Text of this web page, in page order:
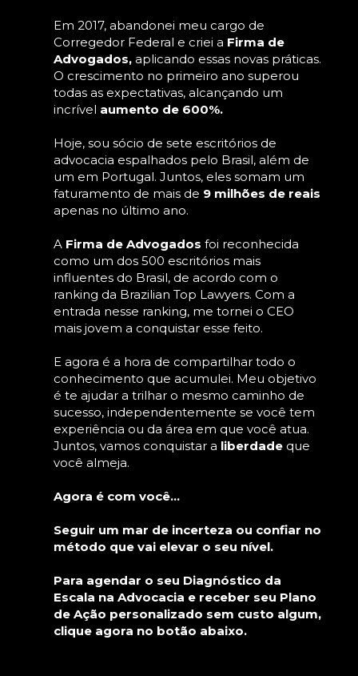
Em 2017, abandonei meu cargo de
Corregedor Federal e criei a Firma de
Advogados, aplicando essas novas práticas.
O crescimento no primeiro ano superou
todas as expectativas, alcançando um
incrível aumento de 600%.
Hoje, sou sócio de sete escritórios de
advocacia espalhados pelo Brasil, além de
um em Portugal. Juntos, eles somam um
faturamento de mais de 9 milhões de reais
apenas no último ano.
A Firma de Advogados foi reconhecida
como um dos 500 escritórios mais
influentes do Brasil, de acordo com o
ranking da Brazilian Top Lawyers. Com a
entrada nesse ranking, me tornei o CEO
mais jovem a conquistar esse feito.
E agora é a hora de compartilhar todo o
conhecimento que acumulei. Meu objetivo
é te ajudar a trilhar o mesmo caminho de
sucesso, independentemente se você tem
experiência ou da área em que você atua.
Juntos, vamos conquistar a liberdade que
você almeja.
Agora é com você...
Seguir um mar de incerteza ou confiar no
método que vai elevar o seu nível.
Para agendar o seu Diagnóstico da
Escala na Advocacia e receber seu Plano
de Ação personalizado sem custo algum,
clique agora no botão abaixo.